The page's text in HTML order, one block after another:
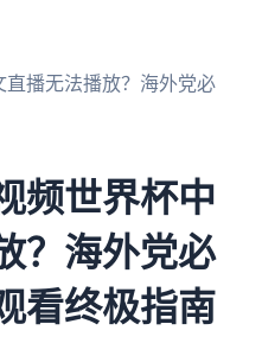
播无法播放？海外党必
频世界杯中
？海外党必
看终极指南